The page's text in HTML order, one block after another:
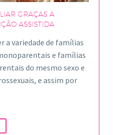
GRAÇAS À
ASSISTIDA
a variedade de famílias
e famílias
do mesmo sexo e
e assim por